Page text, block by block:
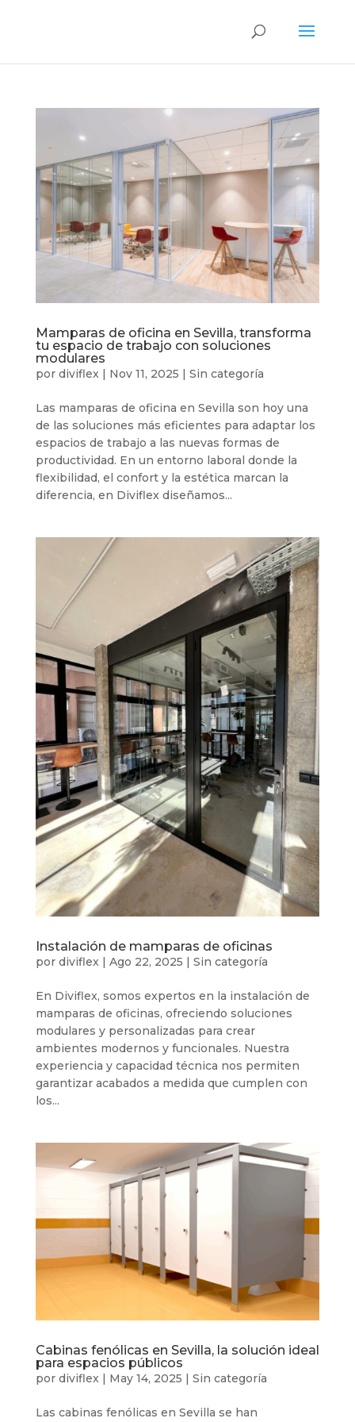
Mamparas de oficina en Sevilla, transforma
tu espacio de trabajo con soluciones
modulares
por diviflex| Nov 11, 2025 Sin categoría
Las mamparas de oficina en Sevilla son hoy una
de las soluciones más eficientes para adaptar los
espacios de trabajo a las nuevas formas de
productividad. En un entorno laboral donde la
flexibilidad, el confort y la estética marcan la
diferencia, en Diviflex diseñamos...
Instalación de mamparas de oficinas
por diviflex| Ago 22, 2025 | Sin categoría
En Diviflex, somos expertos en la instalación de
mamparas de oficinas, ofreciendo soluciones
modulares y personalizadas para crear
ambientes modernos y funcionales. Nuestra
experiencia y capacidad técnica nos permiten
garantizar acabados a medida que cumplen con
los...
Cabinas fenólicas en Sevilla, la solución ideal
para espacios públicos
por diviflex| May 14, 2025 | Sin categoría
Las cabinas fenólicas en Sevilla se han